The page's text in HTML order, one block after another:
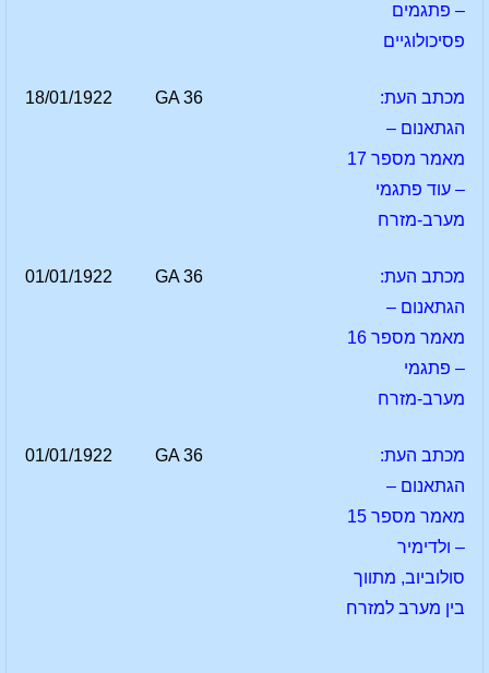
– פתגמים
פסיכולוגיים
מכתב העת:
הגתאנום –
מאמר מספר 17
– עוד פתגמי
מערב-מזרח
GA 36
18/01/1922
מכתב העת:
הגתאנום –
מאמר מספר 16
– פתגמי
מערב-מזרח
GA 36
01/01/1922
מכתב העת:
הגתאנום –
מאמר מספר 15
– ולדימיר
סולוביוב, מתווך
בין מערב למזרח
GA 36
01/01/1922